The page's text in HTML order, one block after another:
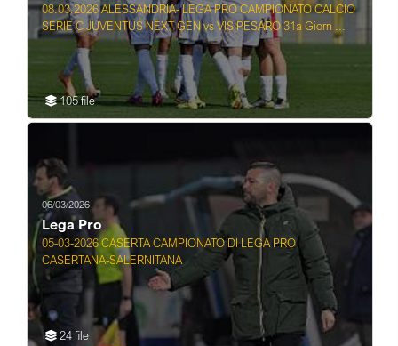
08.03.2026 ALESSANDRIA- LEGA PRO CAMPIONATO CALCIO
SERIE C JUVENTUS NEXT GEN vs VIS PESARO 31a Giorn ...
105 file
06/03/2026
Lega Pro
05-03-2026 CASERTA CAMPIONATO DI LEGA PRO
CASERTANA-SALERNITANA
24 file